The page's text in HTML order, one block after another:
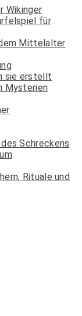
Wikinger
für
Mittelalter
sie erstellt
Mysterien
Schreckens
Rituale und